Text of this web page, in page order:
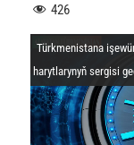
426
Türkmenistana
harytlarynyň sergisi